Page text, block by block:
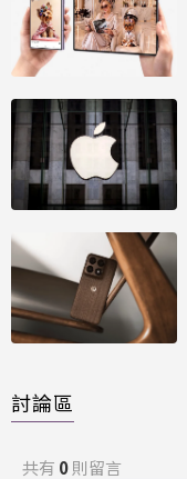
討論區
共有 0則留言